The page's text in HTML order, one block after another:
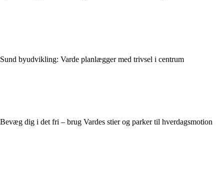
Sund byudvikling: Varde planlægger med trivsel i centrum
Bevæg dig i det fri – brug Vardes stier og parker til hverdagsmotion